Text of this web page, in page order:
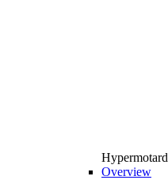
Hypermotard
Overview